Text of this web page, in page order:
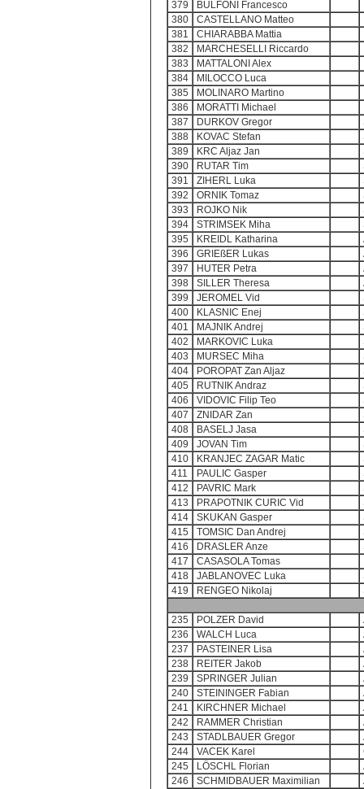
379 BULFONI Francesco
380
CASTELLANO Matteo
381
CHIARABBA Mattia
382
MARCHESELLI Riccardo
383
MATTALONI Alex
384
MILOCCO Luca
385
MOLINARO Martino
386
MORATTI Michael
387
DURKOV Gregor
388
KOVAC Stefan
389
KRC Aljaz Jan
390
RUTAR Tim
391
ZIHERL Luka
392
ORNIK Tomaz
393
ROJKO Nik
394
STRIMSEK Miha
395
KREIDL Katharina
396
GRIEßER Lukas
397
HUTER Petra
398
SILLER Theresa
399
JEROMEL Vid
400
KLASNIC Enej
401
MAJNIK Andrej
402
MARKOVIC Luka
403
MURSEC Miha
404
POROPAT Zan Aljaz
405
RUTNIK Andraz
406
VIDOVIC Filip Teo
407
ZNIDAR Zan
408
BASELJ Jasa
409
JOVAN Tim
410
KRANJEC ZAGAR Matic
411
PAULIC Gasper
412
PAVRIC Mark
413
PRAPOTNIK CURIC Vid
414
SKUKAN Gasper
415
TOMSIC Dan Andrej
416
DRASLER Anze
417
CASASOLA Tomas
418
JABLANOVEC Luka
419
RENGEO Nikolaj
235 POLZER David
236
WALCH Luca
237
PASTEINER Lisa
238
REITER Jakob
239
SPRINGER Julian
240
STEININGER Fabian
241
KIRCHNER Michael
242
RAMMER Christian
243
STADLBAUER Gregor
244
VACEK Karel
245
LÖSCHL Florian
246
SCHMIDBAUER Maximilian